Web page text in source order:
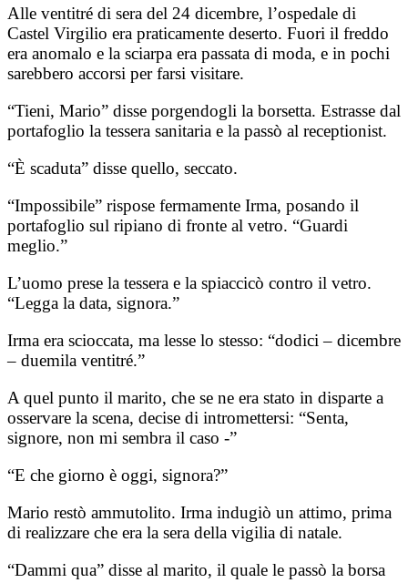
Alle ventitré di sera del 24 dicembre, l’ospedale di
Castel Virgilio era praticamente deserto. Fuori il freddo
era anomalo e la sciarpa era passata di moda, e in pochi
sarebbero accorsi per farsi visitare.
“Tieni, Mario” disse porgendogli la borsetta. Estrasse dal
portafoglio la tessera sanitaria e la passò al receptionist.
“È scaduta” disse quello, seccato.
“Impossibile” rispose fermamente Irma, posando il
portafoglio sul ripiano di fronte al vetro. “Guardi
meglio.”
L’uomo prese la tessera e la spiaccicò contro il vetro.
“Legga la data, signora.”
Irma era scioccata, ma lesse lo stesso: “dodici – dicembre
– duemila ventitré.”
A quel punto il marito, che se ne era stato in disparte a
osservare la scena, decise di intromettersi: “Senta,
signore, non mi sembra il caso -”
“E che giorno è oggi, signora?”
Mario restò ammutolito. Irma indugiò un attimo, prima
di realizzare che era la sera della vigilia di natale.
“Dammi qua” disse al marito, il quale le passò la borsa